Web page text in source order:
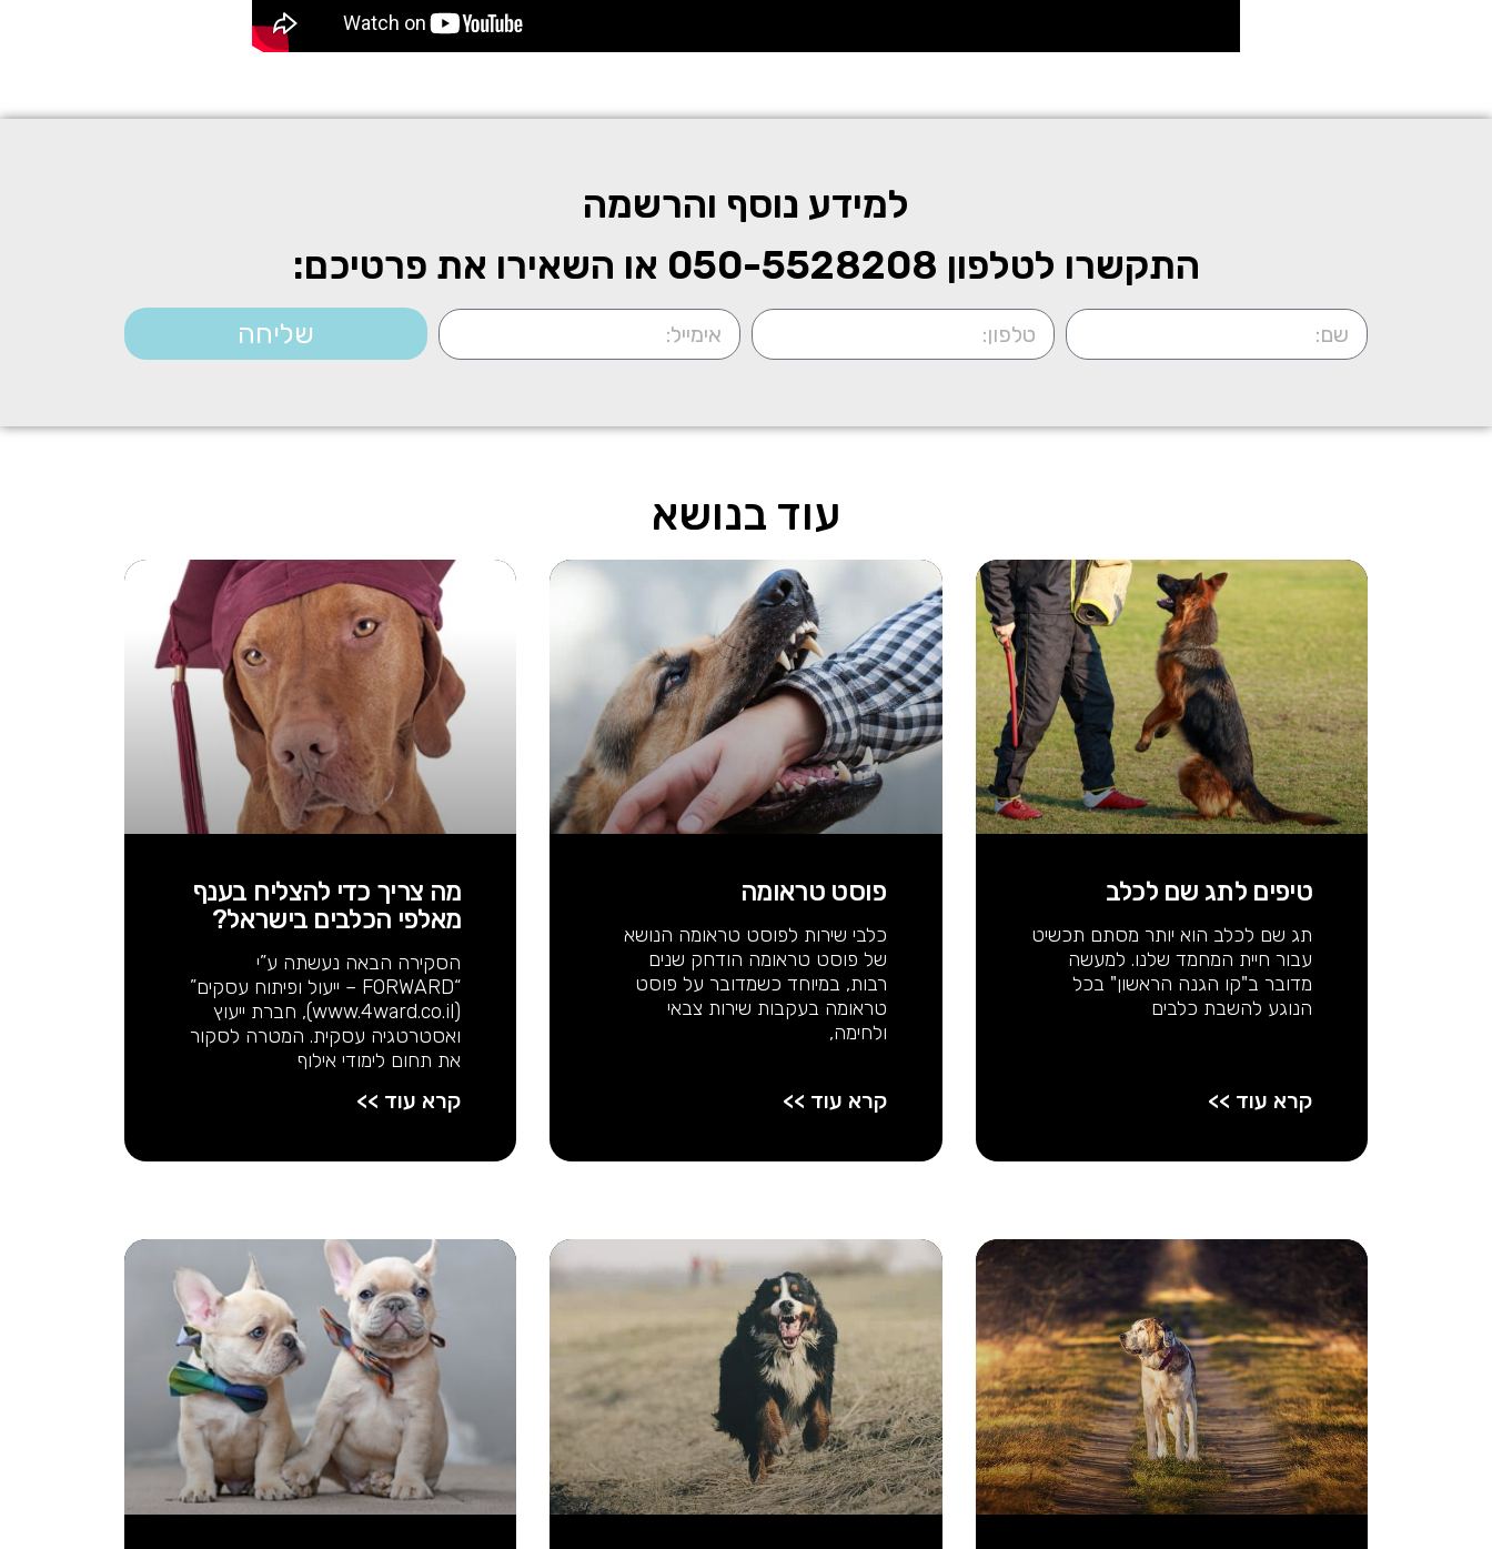
למידע נוסף והרשמה
התקשרו לטלפון 050-5528208 או השאירו את פרטיכם:
שליחה
עוד בנושא
טיפים לתג שם לכלב
תג שם לכלב הוא יותר מסתם תכשיט
עבור חיית המחמד שלנו. למעשה
מדובר ב"קו הגנה הראשון" בכל
הנוגע להשבת כלבים
קרא עוד >>
פוסט טראומה
כלבי שירות לפוסט טראומה הנושא
של פוסט טראומה הודחק שנים
רבות, במיוחד כשמדובר על פוסט
טראומה בעקבות שירות צבאי
ולחימה,
קרא עוד >>
מה צריך כדי להצליח בענף
מאלפי הכלבים בישראל?
הסקירה הבאה נעשתה ע”י
“FORWARD – ייעול ופיתוח עסקים”
(www.4ward.co.il), חברת ייעוץ
ואסטרטגיה עסקית. המטרה לסקור
את תחום לימודי אילוף
קרא עוד >>